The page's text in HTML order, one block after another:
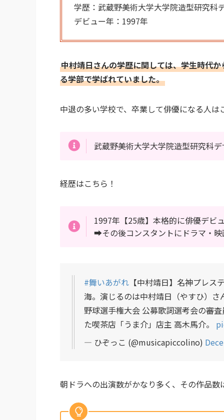
学歴：武蔵野美術大学大学院造型研究科
デビュー年：1997年
中村靖日さんの学歴に関しては、学生時代
る学部で学ばれていました。
中退の多い学校で、卒業して俳優になる人
武蔵野美術大学大学院造型研究科
経歴はこちら！
1997年【25歳】本格的に俳優デ
➡︎その後コンスタントにドラマ・
#舞いあがれ 【中村靖日】名神プレス
海。演じるのは中村靖日（やすひ）
野球選手権大会 公募歌詞選考会の審
た喫茶店「うま介」店主 高木馬介。
— ひぞっこ (@musicapiccolino)
朝ドラへの出演数がかなり多く、その作品数